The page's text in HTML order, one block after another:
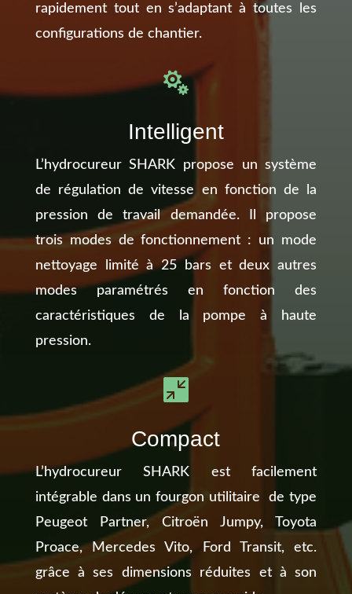
rapidement tout en s’adaptant à toutes les
configurations de chantier.

Intelligent
L’hydrocureur SHARK propose un système
de régulation de vitesse en fonction de la
pression de travail demandée. Il propose
trois modes de fonctionnement : un mode
nettoyage limité à 25 bars et deux autres
modes paramétrés en fonction des
caractéristiques de la pompe à haute
pression.

Compact
L’hydrocureur SHARK est facilement
intégrable dans un fourgon utilitaire de type
Peugeot Partner, Citroën Jumpy, Toyota
Proace, Mercedes Vito, Ford Transit, etc.
grâce à ses dimensions réduites et à son